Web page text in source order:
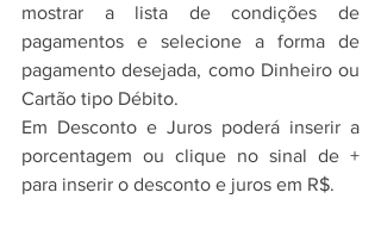
mostrar a lista de condições de
pagamentos e selecione a forma de
pagamento desejada, como Dinheiro ou
Cartão tipo Débito.
Em Desconto e Juros poderá inserir a
porcentagem ou clique no sinal de +
para inserir o desconto e juros em R$.